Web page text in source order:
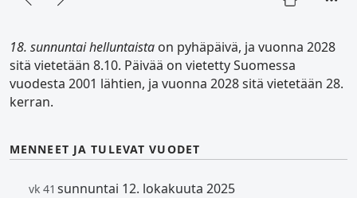
18. sunnuntai helluntaista on pyhäpäivä, ja vuonna 2028
sitä vietetään 8.10. Päivää on vietetty Suomessa
vuodesta 2001 lähtien, ja vuonna 2028 sitä vietetään 28.
kerran.
MENNEET JA TULEVAT VUODET
vk 41 sunnuntai 12. lokakuuta 2025